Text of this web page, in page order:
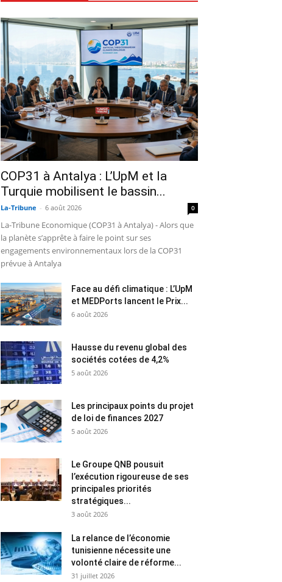
COP31 à Antalya : L’UpM et la
Turquie mobilisent le bassin...
La-Tribune - 6 août 2026 0
La-Tribune Economique (COP31 à Antalya) - Alors que
la planète s’apprête à faire le point sur ses
engagements environnementaux lors de la COP31
prévue à Antalya
Face au défi climatique : L’UpM
et MEDPorts lancent le Prix...
6 août 2026
Hausse du revenu global des
sociétés cotées de 4,2%
5 août 2026
Les principaux points du projet
de loi de finances 2027
5 août 2026
Le Groupe QNB pousuit
l’exécution rigoureuse de ses
principales priorités
stratégiques...
3 août 2026
La relance de l’économie
tunisienne nécessite une
volonté claire de réforme...
31 juillet 2026